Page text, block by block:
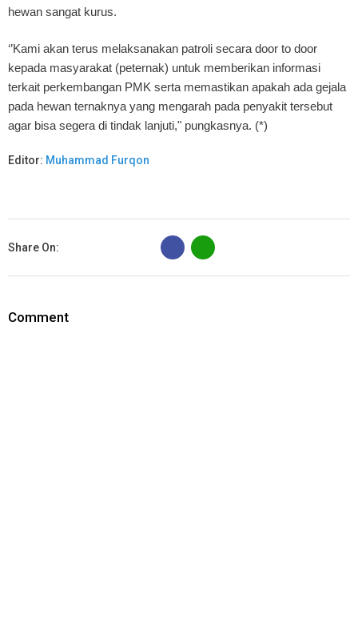
hewan sangat kurus.
‘’Kami akan terus melaksanakan patroli secara door to door
kepada masyarakat (peternak) untuk memberikan informasi
terkait perkembangan PMK serta memastikan apakah ada gejala
pada hewan ternaknya yang mengarah pada penyakit tersebut
agar bisa segera di tindak lanjuti," pungkasnya. (*)
Editor: Muhammad Furqon
Share On:
B
Comment